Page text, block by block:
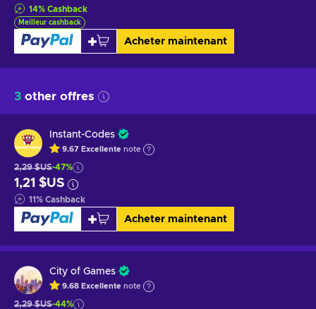
14% Cashback
Meilleur cashback
Acheter maintenant
3 other offres
Instant-Codes
9.67 Excellente note
2,29 $US-47%
1,21 $US
11% Cashback
Acheter maintenant
City of Games
9.68 Excellente note
2,29 $US-44%